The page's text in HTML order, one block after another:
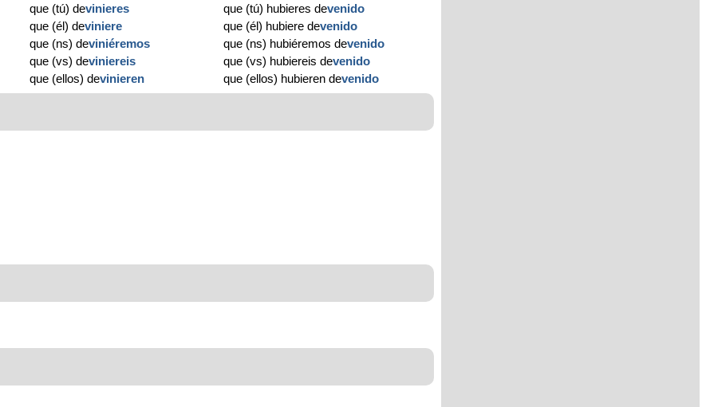
que (tú) devinieres
que (él) deviniere
que (ns) deviniéremos
que (vs) deviniereis
que (ellos) devinieren
que (tú) hubieres devenido
que (él) hubiere devenido
que (ns) hubiéremos devenido
que (vs) hubiereis devenido
que (ellos) hubieren devenido